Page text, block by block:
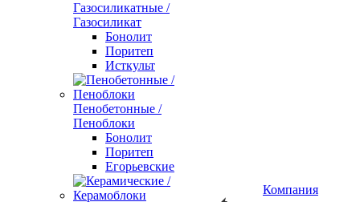
Газосиликатные /
Газосиликат
Бонолит
Поритеп
Исткульт
Пенобетонные /
Пеноблоки
Бонолит
Поритеп
Егорьевские
Компания